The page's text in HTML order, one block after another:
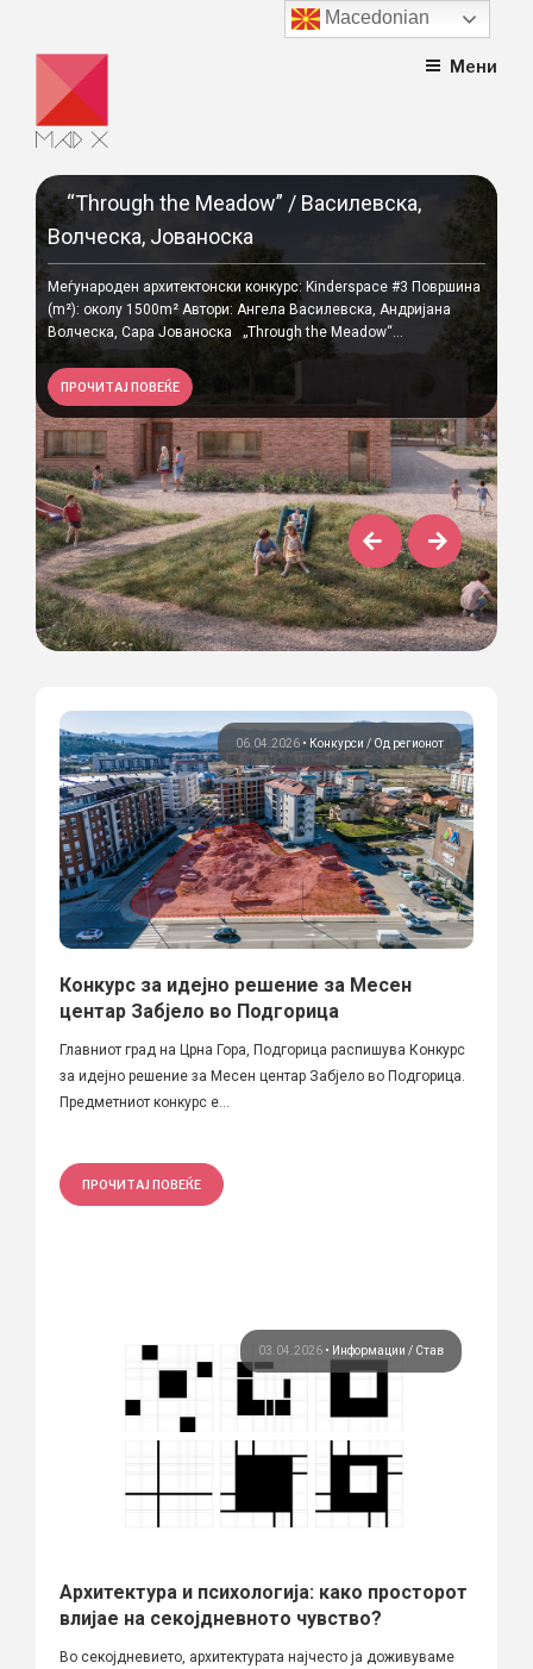
content
Мени
“Through the Meadow” / Василевска,
Волческа, Јованоска
Меѓународен архитектонски конкурс: Kinderspace #3 Површина
(m²): околу 1500m² Автори: Ангела Василевска, Андријана
Волческа, Сара Јованоска „Through the Meadow“...
ПРОЧИТАЈ ПОВЕЌЕ
06.04.2026 • Конкурси Од регионот
Конкурс за идејно решение за Месен
центар Забјело во Подгорица
Главниот град на Црна Гора, Подгорица распишува Конкурс
за идејно решение за Месен центар Забјело во Подгорица.
Предметниот конкурс е...
ПРОЧИТАЈ ПОВЕЌЕ
03.04.2026 • Информации Став
Архитектура и психологија: како просторот
влијае на секојдневното чувство?
Во секојдневието, архитектурата најчесто ја доживуваме
Macedonian